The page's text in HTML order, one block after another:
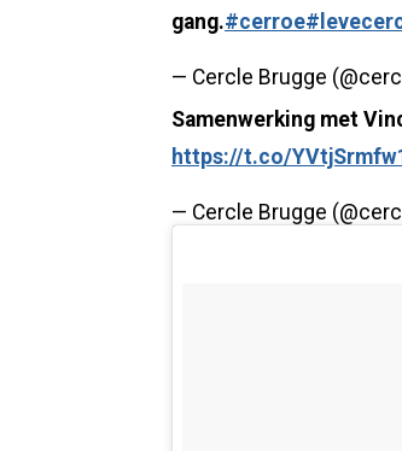
gang.#cerroe
— Cercle Brugge
Samenwerking met
https://t.co/
— Cercle Brugge